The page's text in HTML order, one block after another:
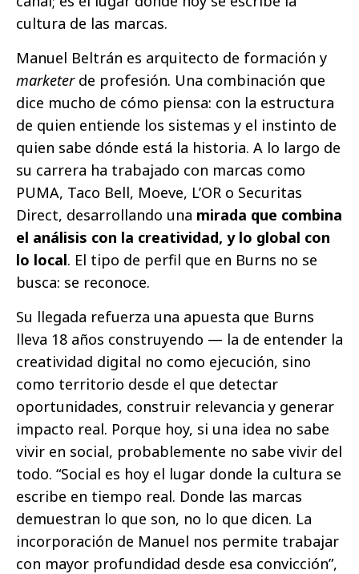
cultura de las marcas.
Manuel Beltrán es arquitecto de formación y
marketerde profesión. Una combinación que
dice mucho de cómo piensa: con la estructura
de quien entiende los sistemas y el instinto de
quien sabe dónde está la historia. A lo largo de
su carrera ha trabajado con marcas como
PUMA, Taco Bell, Moeve, L’OR o Securitas
Direct, desarrollando una mirada que combina
el análisis con la creatividad, y lo global con
lo local. El tipo de perfil que en Burns no se
busca: se reconoce.
Su llegada refuerza una apuesta que Burns
lleva 18 años construyendo — la de entender la
creatividad digital no como ejecución, sino
como territorio desde el que detectar
oportunidades, construir relevancia y generar
impacto real. Porque hoy, si una idea no sabe
vivir en social, probablemente no sabe vivir del
todo. “Social es hoy el lugar donde la cultura se
escribe en tiempo real. Donde las marcas
demuestran lo que son, no lo que dicen. La
incorporación de Manuel nos permite trabajar
con mayor profundidad desde esa convicción”,